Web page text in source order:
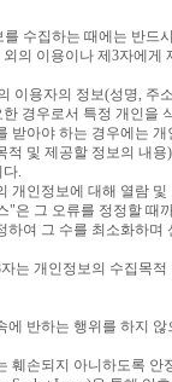
수집하는 때에는 반드
의 이용이나 제3자에
이용자의 정보(성명, 주
경우로서 특정 개인을
받아야 하는 경우에는
및 제공할 정보의 내
.
개인정보에 대해 열람
은 그 오류를 정정할 때
여 그 수를 최소화하
는 개인정보의 수집목
반하는 행위를 하지
훼손되지 아니하도록